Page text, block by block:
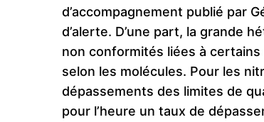
d’accompagnement publié par
d’alerte. D’une part, la grande
non conformités liées à
selon les molécules. Pour les
dépassements des limites de
pour l’heure un taux de